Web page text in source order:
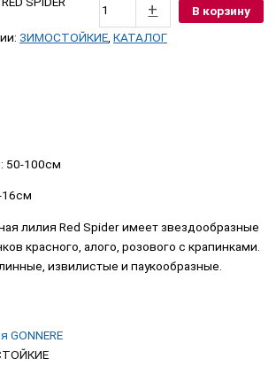
+
В корзину
ЗИМОСТОЙКИЕ КАТАЛОГ
100см
лилия Red Spider имеет звездообразные
красного, алого, розового с крапинками.
извилистые и паукообразные.